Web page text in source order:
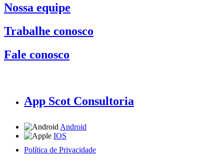
Nossa equipe
Trabalhe conosco
Fale conosco
App Scot Consultoria
Android
IOS
Política de Privacidade